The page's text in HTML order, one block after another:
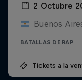
2 Octubre
Buenos
BATALLAS DE RAP
Tickets a la